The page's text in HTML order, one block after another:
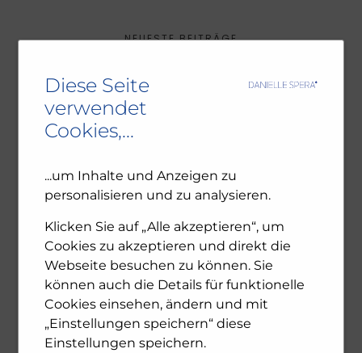
NEUESTE BEITRÄGE
Ambivalenz in den jüdischen Gemeinden – NU102
ORF-III-Dokumentation „Das jüdische Wien“
Leseprobe: Bewegte Zeiten – Erinnern für die
November 2025
Oktober 2025
Juli 2025
Juni 2025
April 2025
Diese Seite
verwendet
Cookies,...
...um Inhalte und Anzeigen zu
personalisieren und zu analysieren.
Klicken Sie auf „Alle akzeptieren“, um
Cookies zu akzeptieren und direkt die
Webseite besuchen zu können. Sie
können auch die Details für funktionelle
Cookies einsehen, ändern und mit
„Einstellungen speichern“ diese
Einstellungen speichern.